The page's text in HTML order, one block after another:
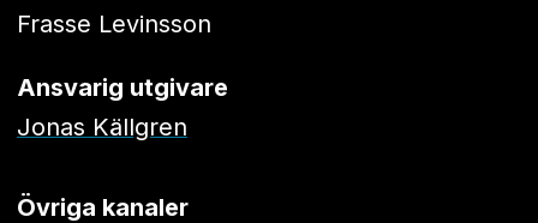
Frasse Levinsson
Ansvarig utgivare
Jonas Källgren
Övriga kanaler